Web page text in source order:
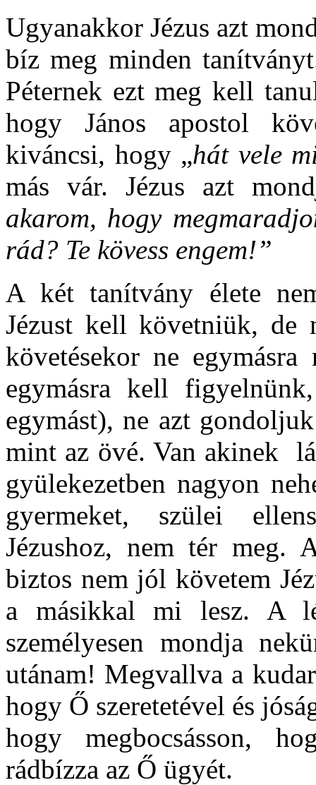
Ugyanakkor Jézus azt
bíz meg minden
Péternek ezt meg kell
hogy János apostol
kiváncsi, hogy „hát vele
más vár. Jézus azt
akarom, hogy
rád? Te kövess engem!”
A két tanítvány élete
Jézust kell követniük, de
követésekor ne
egymásra kell
egymást), ne azt
mint az övé. Van akinek
gyülekezetben nagyon
gyermeket, szülei
Jézushoz, nem tér meg.
biztos nem jól követem
a másikkal mi lesz. A
személyesen mondja
utánam! Megvallva a
hogy Ő szeretetével és
hogy megbocsásson,
rádbízza az Ő ügyét.